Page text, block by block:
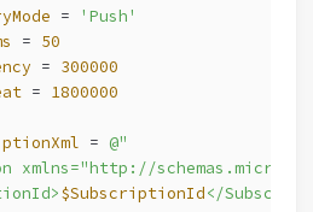
=
'Push'
= 50
= 300000
= 1800000
= @"
xmlns="http://
$SubscriptionId</